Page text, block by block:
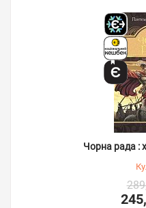
Чорна рада :